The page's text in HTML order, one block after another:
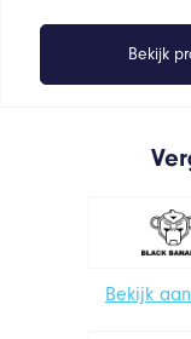
Bekijk
Bekijk